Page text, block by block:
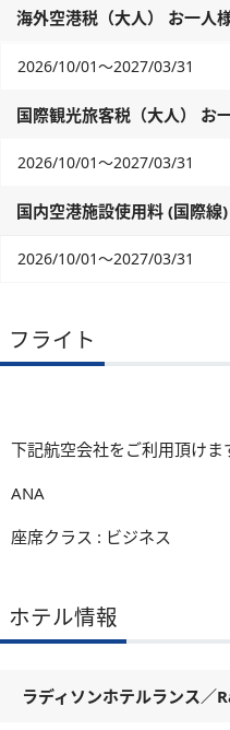
海外空港税（大人） お一人
2026/10/01～2027/03/31
国際観光旅客税（大人） お
2026/10/01～2027/03/31
国内空港施設使用料 (国際
2026/10/01～2027/03/31
フライト
下記航空会社をご利用頂けま
ANA
座席クラス : ビジネス
ホテル情報
ラディソンホテルランス ／